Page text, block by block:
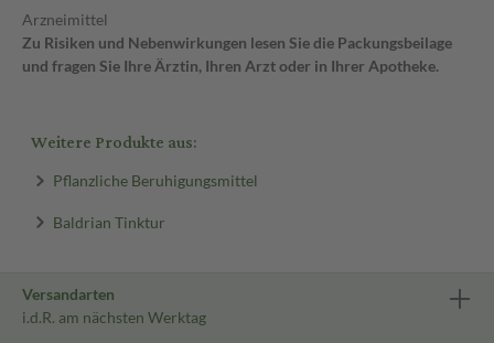
Arzneimittel
Zu Risiken und Nebenwirkungen lesen Sie die Packungsbeilage
und fragen Sie Ihre Ärztin, Ihren Arzt oder in Ihrer Apotheke.
Weitere Produkte aus:
Pflanzliche Beruhigungsmittel
Baldrian Tinktur
Versandarten
i.d.R. am nächsten Werktag